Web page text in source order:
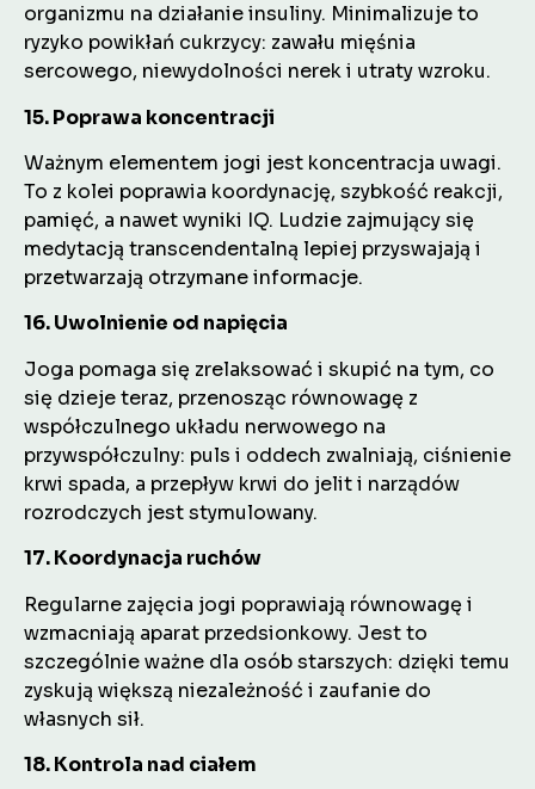
organizmu na działanie insuliny. Minimalizuje to
ryzyko powikłań cukrzycy: zawału mięśnia
sercowego, niewydolności nerek i utraty wzroku.
15. Poprawa koncentracji
Ważnym elementem jogi jest koncentracja uwagi.
To z kolei poprawia koordynację, szybkość reakcji,
pamięć, a nawet wyniki IQ. Ludzie zajmujący się
medytacją transcendentalną lepiej przyswajają i
przetwarzają otrzymane informacje.
16. Uwolnienie od napięcia
Joga pomaga się zrelaksować i skupić na tym, co
się dzieje teraz, przenosząc równowagę z
współczulnego układu nerwowego na
przywspółczulny: puls i oddech zwalniają, ciśnienie
krwi spada, a przepływ krwi do jelit i narządów
rozrodczych jest stymulowany.
17. Koordynacja ruchów
Regularne zajęcia jogi poprawiają równowagę i
wzmacniają aparat przedsionkowy. Jest to
szczególnie ważne dla osób starszych: dzięki temu
zyskują większą niezależność i zaufanie do
własnych sił.
18. Kontrola nad ciałem